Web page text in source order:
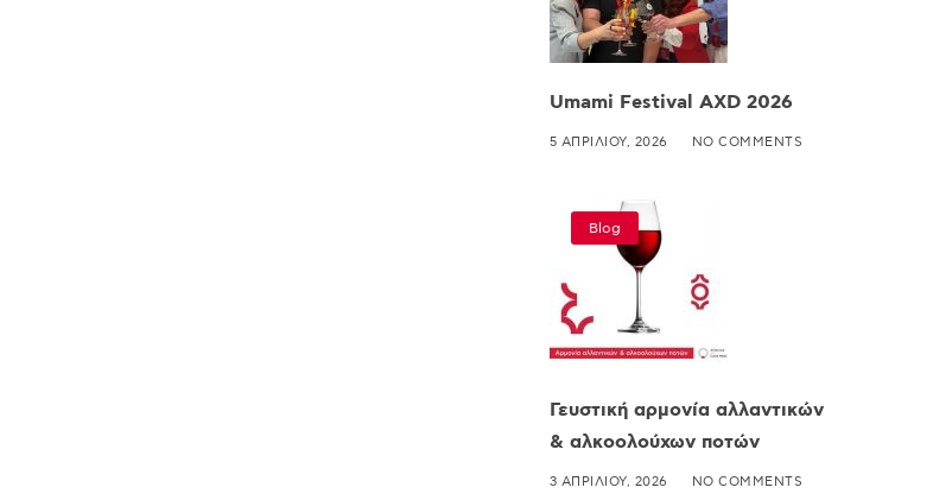
Umami Festival AXD 2026
5 ΑΠΡΙΛΊΟΥ, 2026 NO COMMENTS
Blog
Γευστική αρμονία αλλαντικών
& αλκοολούχων ποτών
3 ΑΠΡΙΛΊΟΥ, 2026 NO COMMENTS